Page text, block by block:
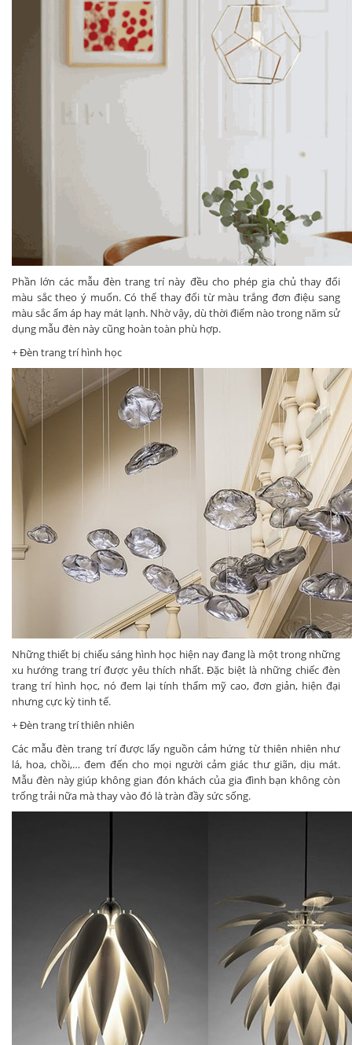
Phần lớn các mẫu đèn trang trí này đều cho phép gia chủ thay đổi
màu sắc theo ý muốn. Có thể thay đổi từ màu trắng đơn điệu sang
màu sắc ấm áp hay mát lạnh. Nhờ vậy, dù thời điểm nào trong năm sử
dụng mẫu đèn này cũng hoàn toàn phù hợp.
+ Đèn trang trí hình học
Những thiết bị chiếu sáng hình học hiện nay đang là một trong những
xu hướng trang trí được yêu thích nhất. Đặc biệt là những chiếc đèn
trang trí hình học, nó đem lại tính thẩm mỹ cao, đơn giản, hiện đại
nhưng cực kỳ tinh tế.
+ Đèn trang trí thiên nhiên
Các mẫu đèn trang trí được lấy nguồn cảm hứng từ thiên nhiên như
lá, hoa, chồi,… đem đến cho mọi người cảm giác thư giãn, dịu mát.
Mẫu đèn này giúp không gian đón khách của gia đình bạn không còn
trống trải nữa mà thay vào đó là tràn đầy sức sống.